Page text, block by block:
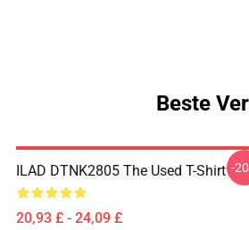
Beste
ILAD DTNK2805 The Used T-Shirt
20,93 £ - 24,09 £
-